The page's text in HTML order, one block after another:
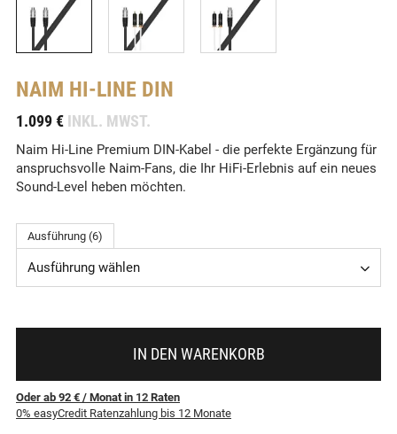
NAIM HI-LINE DIN
1.099 € INKL. MWST.
Naim Hi-Line Premium DIN-Kabel - die perfekte Ergänzung für
anspruchsvolle Naim-Fans, die Ihr HiFi-Erlebnis auf ein neues
Sound-Level heben möchten.
Ausführung (6)
Ausführung wählen
IN DEN WARENKORB
Oder ab 92 € / Monatin 12 Raten
0% easyCredit Ratenzahlung bis 12 Monate